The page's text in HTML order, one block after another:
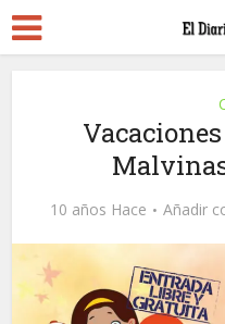
10 años Hace Añadir